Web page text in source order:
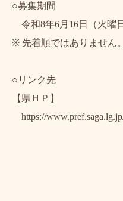
○募集期間
令和8年6月 16日（火曜
※ 先着順ではありません。
○リンク先
【県ＨＰ】
https://